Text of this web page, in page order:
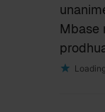
Mbase